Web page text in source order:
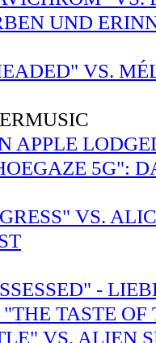
UND
VS.
APPLE
5G":
VS.
-
TASTE
VS. ALIEN